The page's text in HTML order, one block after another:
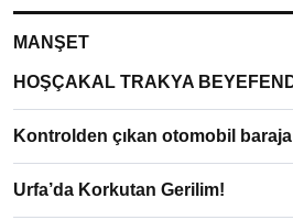
MANŞET
HOŞÇAKAL TRAKYA
Kontrolden çıkan otomobil
Urfa’da Korkutan Gerilim!